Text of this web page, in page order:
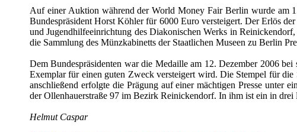
Auf einer Auktion während der World Money Fair Berlin wurde am
Bundespräsident Horst Köhler für 6000 Euro versteigert. Der Erlös
und Jugendhilfeeinrichtung des Diakonischen Werks in
die Sammlung des Münzkabinetts der Staatlichen Museen zu Berlin
Dem Bundespräsidenten war die Medaille am 12. Dezember 2006
Exemplar für einen guten Zweck versteigert wird. Die Stempel für
anschließend erfolgte die Prägung auf einer mächtigen Presse unter
der Ollenhauerstraße 97 im Bezirk Reinickendorf. In ihm ist ein in
Helmut Caspar